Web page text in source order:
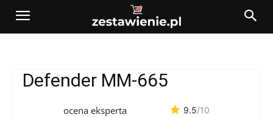
Defender MM-665
ocena eksperta 9.5/10